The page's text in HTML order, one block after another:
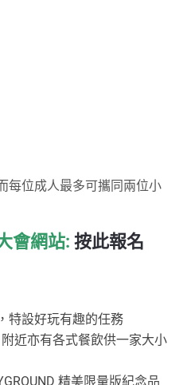
每位成人最多可攜同兩位小
會網站: 按此報名
特設好玩有趣的任務
近亦有各式餐飲供一家大小
精美限量版紀念品